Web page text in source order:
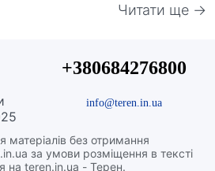
Читати ще →
матеріалів без отримання
за умови розміщення в тексті
на teren.in.ua - Терен.
+380684276800
info@teren.in.ua